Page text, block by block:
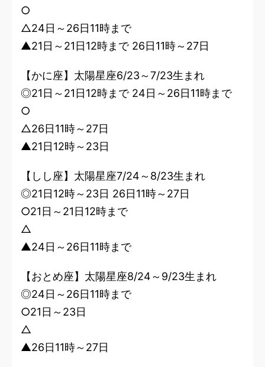
○
△24日～26日11時まで
▲21日～21日12時まで 26日11時～27日
【かに座】太陽星座6/23～7/23生まれ
◎21日～21日12時まで 24日～26日11時まで
○
△26日11時～27日
▲21日12時～23日
【しし座】太陽星座7/24～8/23生まれ
◎21日12時～23日 26日11時～27日
○21日～21日12時まで
△
▲24日～26日11時まで
【おとめ座】太陽星座8/24～9/23生まれ
◎24日～26日11時まで
○21日～23日
△
▲26日11時～27日